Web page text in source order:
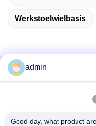
Werkstoelwielbasis
Snel contact
admin
Good day, what product